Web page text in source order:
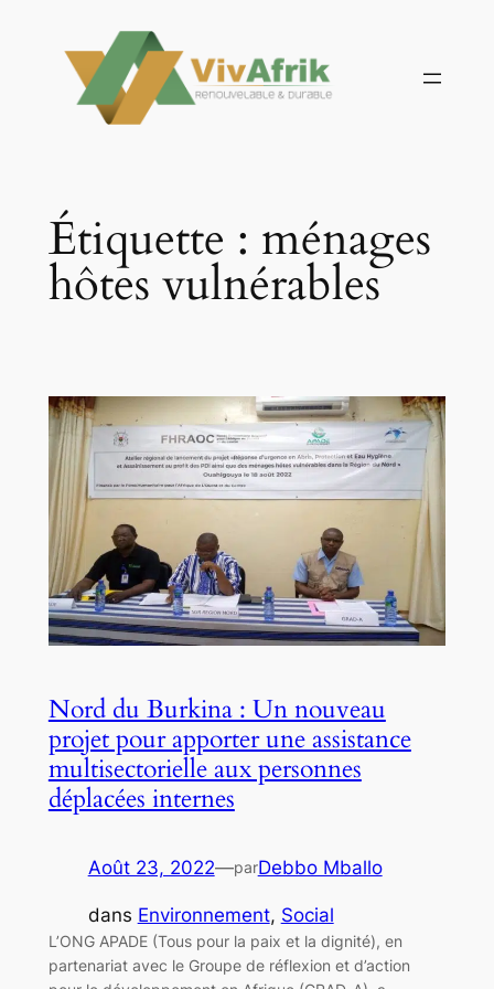
contenu
Étiquette : ménages
hôtes vulnérables
Nord du Burkina : Un nouveau
projet pour apporter une assistance
multisectorielle aux personnes
déplacées internes
Août 23, 2022—parDebbo Mballo
dans Environnement, Social
L’ONG APADE (Tous pour la paix et la dignité), en
partenariat avec le Groupe de réflexion et d’action